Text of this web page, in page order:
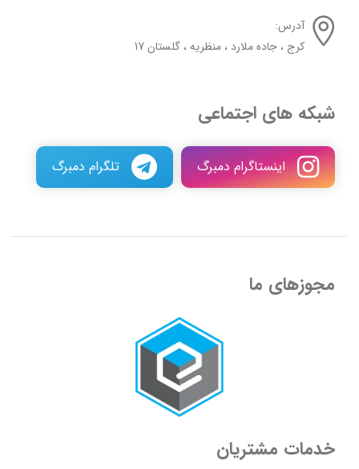
آدرس:
کرج ، جاده ملارد ، منظریه ، گلستان 17
شبکه های اجتماعی
اینستاگرام دمبرگ تلگرام دمبرگ
مجوزهای ما
خدمات مشتریان